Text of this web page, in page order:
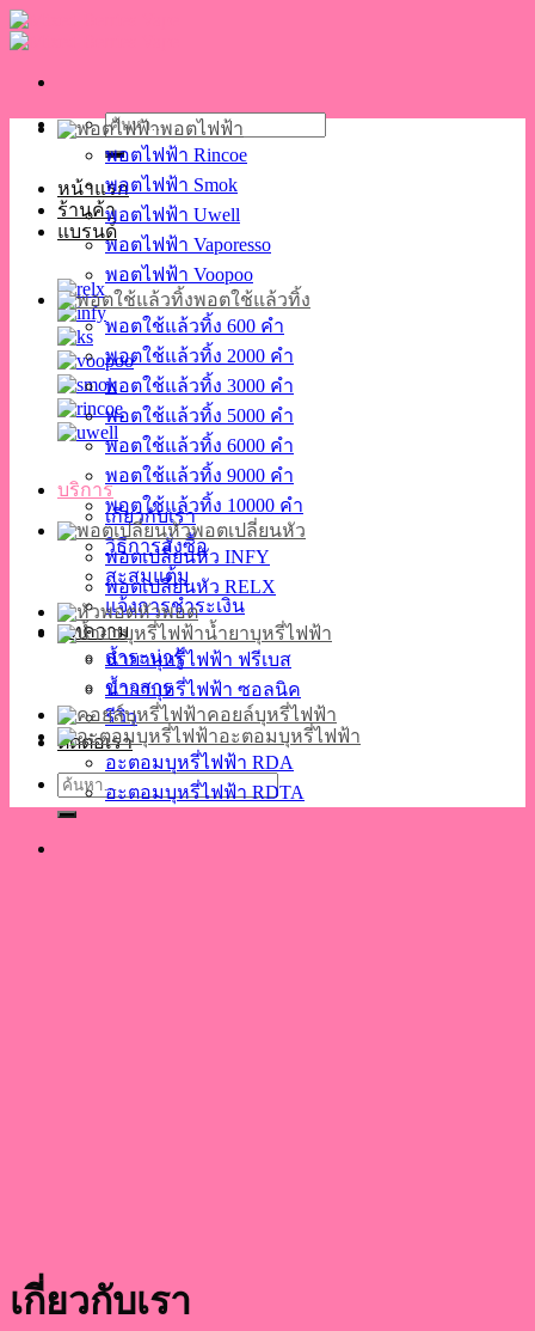
Skip
to
ค้นหา:
หน้าแรก
ร้านค้า
แบรนด์
บริการ
เกี่ยวกับเรา
วิธีการสั่งซื้อ
สะสมแต้ม
แจ้งการชำระเงิน
บทความ
สาระน่ารู้
ข่าวสาร
รีวิว
ติดต่อเรา
ค้นหา:
พอตไฟฟ้า
พอตไฟฟ้า Rincoe
พอตไฟฟ้า Smok
พอตไฟฟ้า Uwell
พอตไฟฟ้า Vaporesso
พอตไฟฟ้า Voopoo
พอตใช้แล้วทิ้ง
พอตใช้แล้วทิ้ง 600 คำ
พอตใช้แล้วทิ้ง 2000 คำ
พอตใช้แล้วทิ้ง 3000 คำ
พอตใช้แล้วทิ้ง 5000 คำ
พอตใช้แล้วทิ้ง 6000 คำ
พอตใช้แล้วทิ้ง 9000 คำ
พอตใช้แล้วทิ้ง 10000 คำ
พอตเปลี่ยนหัว
พอตเปลี่ยนหัว INFY
พอตเปลี่ยนหัว RELX
หัวพอต
น้ำยาบุหรี่ไฟฟ้า
น้ำยาบุหรี่ไฟฟ้า ฟรีเบส
น้ำยาบุหรี่ไฟฟ้า ซอลนิค
คอยล์บุหรี่ไฟฟ้า
อะตอมบุหรี่ไฟฟ้า
อะตอมบุหรี่ไฟฟ้า RDA
อะตอมบุหรี่ไฟฟ้า RDTA
เกี่ยวกับเรา